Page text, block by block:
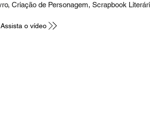
Criação de Personagem, Scrapbook
Assista o vídeo